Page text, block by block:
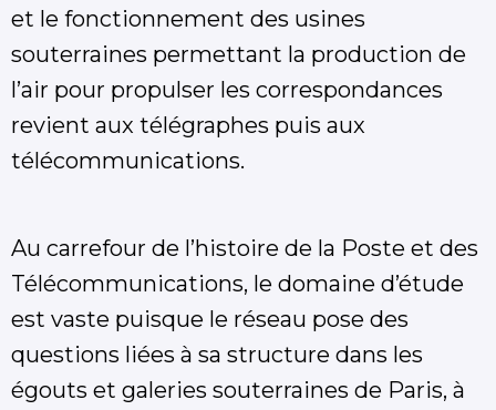
et le fonctionnement des usines
souterraines permettant la production de
l’air pour propulser les correspondances
revient aux télégraphes puis aux
télécommunications.
Au carrefour de l’histoire de la Poste et des
Télécommunications, le domaine d’étude
est vaste puisque le réseau pose des
questions liées à sa structure dans les
égouts et galeries souterraines de Paris, à